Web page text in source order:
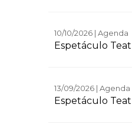
10/10/2026 | Agenda
Espetáculo
13/09/2026 | Agenda
Espetáculo